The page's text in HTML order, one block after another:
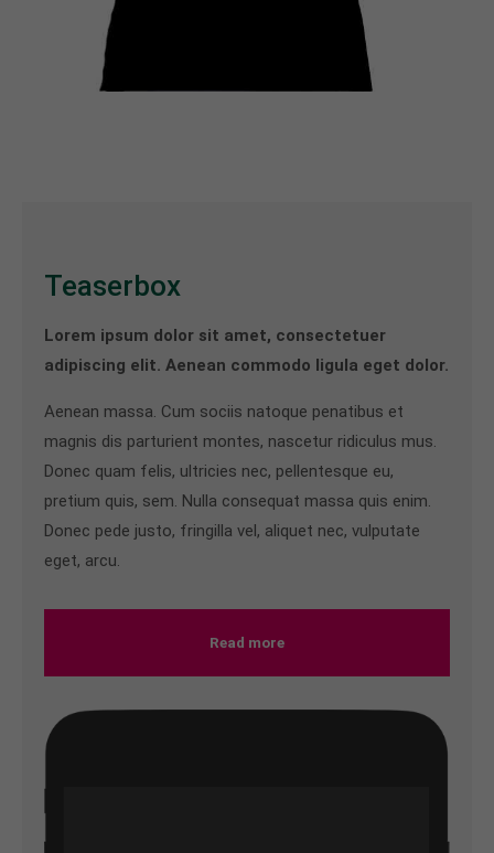
Teaserbox
Lorem ipsum dolor sit amet, consectetuer
adipiscing elit. Aenean commodo ligula eget dolor.
Aenean massa. Cum sociis natoque penatibus et
magnis dis parturient montes, nascetur ridiculus mus.
Donec quam felis, ultricies nec, pellentesque eu,
pretium quis, sem. Nulla consequat massa quis enim.
Donec pede justo, fringilla vel, aliquet nec, vulputate
eget, arcu.
Read more